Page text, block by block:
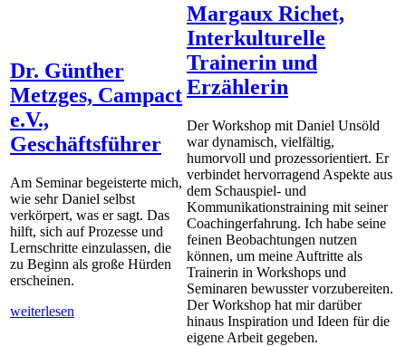
Dr. Günther
Metzges, Campact
e.V.,
Geschäftsführer
Am Seminar begeisterte mich,
wie sehr Daniel selbst
verkörpert, was er sagt. Das
hilft, sich auf Prozesse und
Lernschritte einzulassen, die
zu Beginn als große Hürden
erscheinen.
weiterlesen
Margaux Richet,
Interkulturelle
Trainerin und
Erzählerin
Der Workshop mit Daniel Unsöld
war dynamisch, vielfältig,
humorvoll und prozessorientiert. Er
verbindet hervorragend Aspekte aus
dem Schauspiel- und
Kommunikationstraining mit seiner
Coachingerfahrung. Ich habe seine
feinen Beobachtungen nutzen
können, um meine Auftritte als
Trainerin in Workshops und
Seminaren bewusster vorzubereiten.
Der Workshop hat mir darüber
hinaus Inspiration und Ideen für die
eigene Arbeit gegeben.